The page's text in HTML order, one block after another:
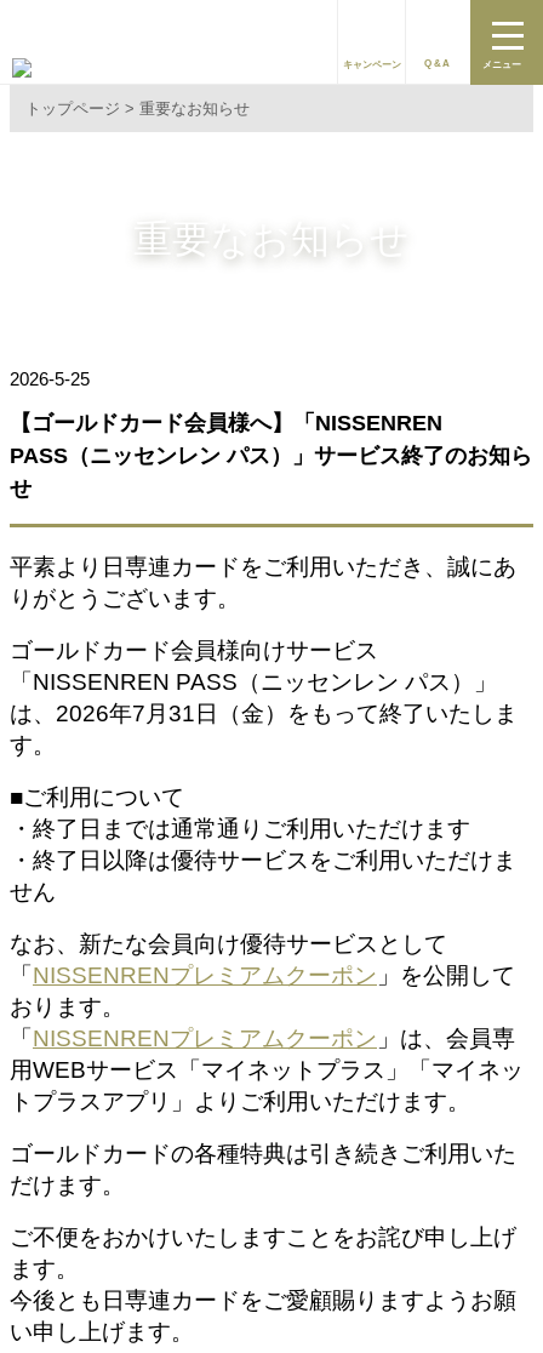
キャンペーン Q&A メニュー
トップページ 重要なお知らせ
重要なお知らせ
2026-5-25
【ゴールドカード会員様へ】「NISSENREN
PASS（ニッセンレン パス）」サービス終了のお知ら
せ
平素より日専連カードをご利用いただき、誠にあ
りがとうございます。
ゴールドカード会員様向けサービス
「NISSENREN PASS（ニッセンレン パス）」
は、2026年7月31日（金）をもって終了いたしま
す。
■ご利用について
・終了日までは通常通りご利用いただけます
・終了日以降は優待サービスをご利用いただけま
せん
なお、新たな会員向け優待サービスとして
「 NISSENRENプレミアムクーポン 」を公開して
おります。
「 NISSENRENプレミアムクーポン 」は、会員専
用WEBサービス「マイネットプラス」「マイネッ
トプラスアプリ」よりご利用いただけます。
ゴールドカードの各種特典は引き続きご利用いた
だけます。
ご不便をおかけいたしますことをお詫び申し上げ
ます。
今後とも日専連カードをご愛顧賜りますようお願
い申し上げます。